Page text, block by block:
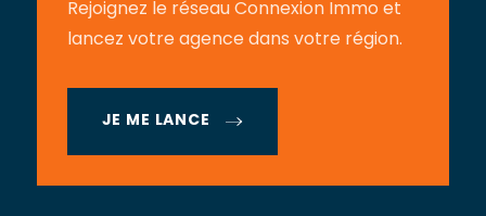
Rejoignez le réseau Connexion Immo et
lancez votre agence dans votre région.
JE ME LANCE